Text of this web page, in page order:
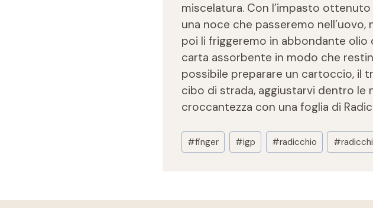
miscelatura. Con l’impasto
una noce che passeremo
poi li friggeremo in abbondante
carta assorbente in modo che
possibile preparare un cartoccio, il
cibo di strada, aggiustarvi dentro
croccantezza con una foglia di
Tag
articolo:
#finger #igp #radicchio #